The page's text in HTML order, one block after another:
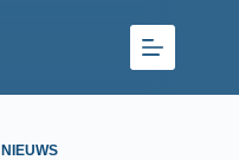
NIEUWS